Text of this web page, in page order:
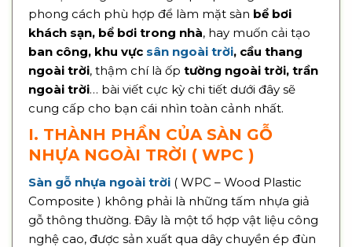
phong cách phù hợp để làm mặt sàn bể bơi
khách sạn, bể bơi trong nhà, hay muốn cải tạo
ban công, khu vực sân ngoài trời, cầu thang
ngoài trời, thậm chí là ốp tường ngoài trời, trần
ngoài trời… bài viết cực kỳ chi tiết dưới đây sẽ
cung cấp cho bạn cái nhìn toàn cảnh nhất.
I. THÀNH PHẦN CỦA SÀN GỖ
NHỰA NGOÀI TRỜI ( WPC )
Sàn gỗ nhựa ngoài trời ( WPC – Wood Plastic
Composite ) không phải là những tấm nhựa giả
gỗ thông thường. Đây là một tổ hợp vật liệu công
nghệ cao, được sản xuất qua dây chuyền ép đùn